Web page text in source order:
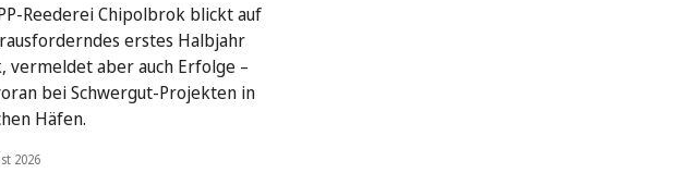
Reederei Chipolbrok blickt auf
erstes Halbjahr
vermeldet aber auch Erfolge –
bei Schwergut-Projekten in
Häfen.
2026